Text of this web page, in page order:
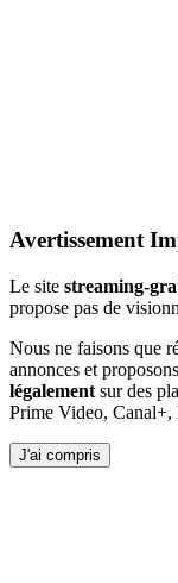
Avertissement
Le site streaming-
propose pas de
Nous ne faisons que
annonces et
légalement sur des
Prime Video,
J'ai compris